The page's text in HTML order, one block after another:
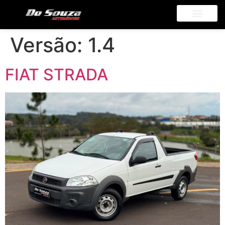
Versão: 1.4
FIAT STRADA